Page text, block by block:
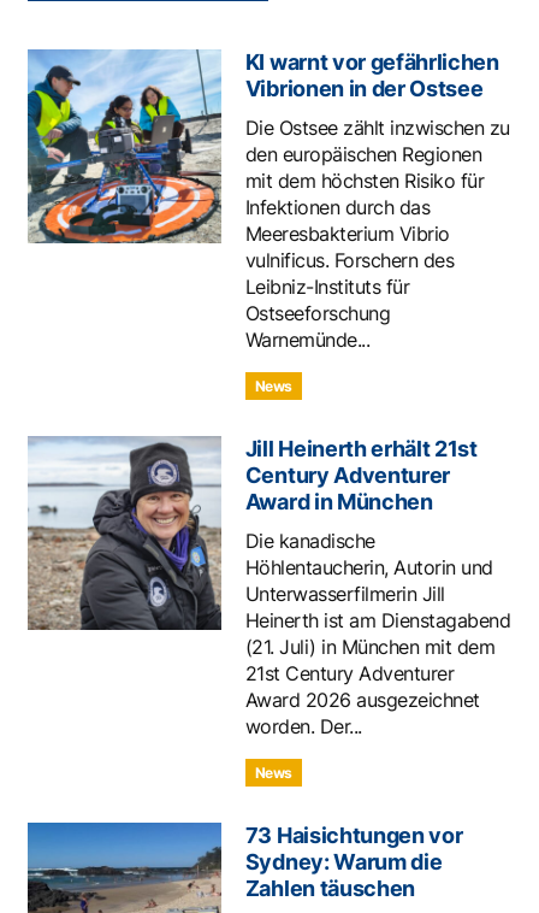
KI warnt vor gefährlichen
Vibrionen in der Ostsee
Die Ostsee zählt inzwischen zu
den europäischen Regionen
mit dem höchsten Risiko für
Infektionen durch das
Meeresbakterium Vibrio
vulnificus. Forschern des
Leibniz-Instituts für
Ostseeforschung
Warnemünde...
News
Jill Heinerth erhält 21st
Century Adventurer
Award in München
Die kanadische
Höhlentaucherin, Autorin und
Unterwasserfilmerin Jill
Heinerth ist am Dienstagabend
(21. Juli) in München mit dem
21st Century Adventurer
Award 2026 ausgezeichnet
worden. Der...
News
73 Haisichtungen vor
Sydney: Warum die
Zahlen täuschen